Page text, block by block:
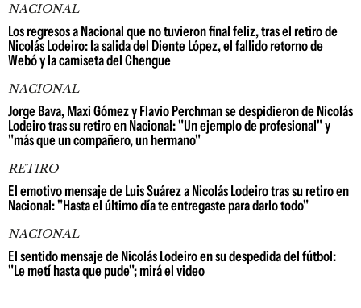
NACIONAL
Los regresos a Nacional que no tuvieron final feliz, tras el retiro de
Nicolás Lodeiro: la salida del Diente López, el fallido retorno de
Webó y la camiseta del Chengue
NACIONAL
Jorge Bava, Maxi Gómez y Flavio Perchman se despidieron de Nicolás
Lodeiro tras su retiro en Nacional: "Un ejemplo de profesional" y
"más que un compañero, un hermano"
RETIRO
El emotivo mensaje de Luis Suárez a Nicolás Lodeiro tras su retiro en
Nacional: "Hasta el último día te entregaste para darlo todo"
NACIONAL
El sentido mensaje de Nicolás Lodeiro en su despedida del fútbol:
"Le metí hasta que pude"; mirá el video